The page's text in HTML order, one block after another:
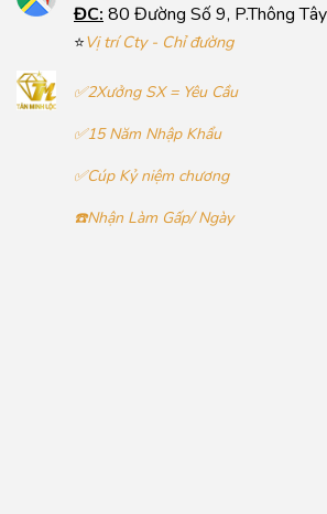
ĐC: 80 Đường Số 9, P.Thông
⭐Vị trí Cty - Chỉ đường
✅2Xưởng SX = Yêu Cầu
✅15 Năm Nhập Khẩu
✅Cúp Kỷ niệm chương
☎️Nhận Làm Gấp/ Ngày